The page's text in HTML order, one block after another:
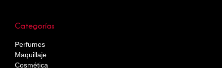
Categorías
Perfumes
Maquillaje
Cosmética